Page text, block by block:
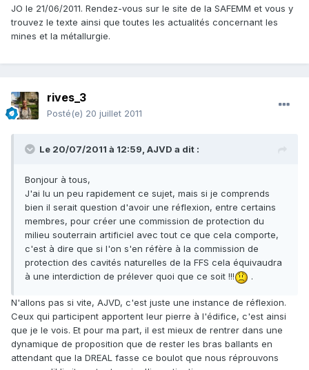
JO le 21/06/2011. Rendez-vous sur le site de la SAFEMM et vous y
trouvez le texte ainsi que toutes les actualités concernant les
mines et la métallurgie.
rives_3
Posté(e) 20 juillet 2011
Le 20/07/2011 à 12:59, AJVD a dit :
Bonjour à tous,
J'ai lu un peu rapidement ce sujet, mais si je comprends
bien il serait question d'avoir une réflexion, entre certains
membres, pour créer une commission de protection du
milieu souterrain artificiel avec tout ce que cela comporte,
c'est à dire que si l'on s'en réfère à la commission de
protection des cavités naturelles de la FFS cela équivaudra
à une interdiction de prélever quoi que ce soit !!!
.
N'allons pas si vite, AJVD, c'est juste une instance de réflexion.
Ceux qui participent apportent leur pierre à l'édifice, c'est ainsi
que je le vois. Et pour ma part, il est mieux de rentrer dans une
dynamique de proposition que de rester les bras ballants en
attendant que la DREAL fasse ce boulot que nous réprouvons